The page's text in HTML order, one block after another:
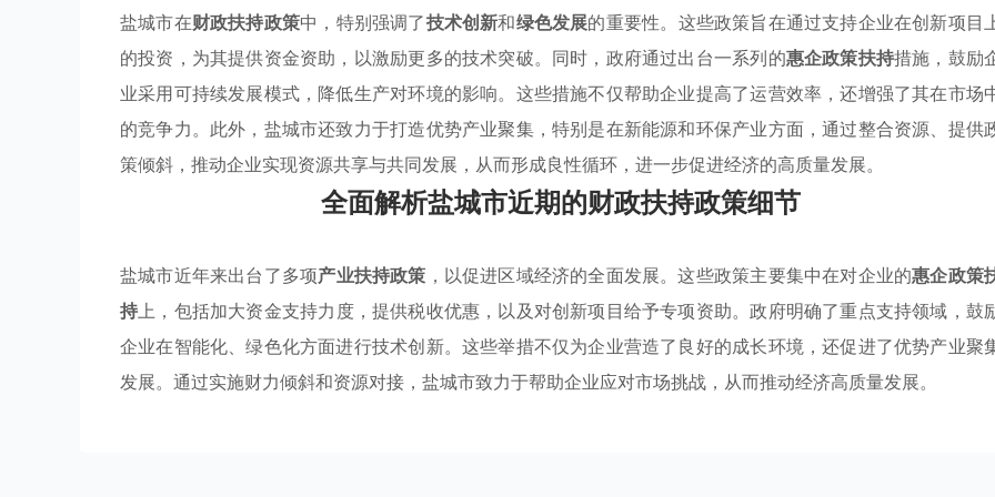
盐城市在财政扶持政策中，特别强调了技术创新和绿色发展的重要性。这些政策旨在通过支持企业在创新项目
的投资，为其提供资金资助，以激励更多的技术突破。同时，政府通过出台一系列的惠企政策扶持措施，鼓励
业采用可持续发展模式，降低生产对环境的影响。这些措施不仅帮助企业提高了运营效率，还增强了其在市场
的竞争力。此外，盐城市还致力于打造优势产业聚集，特别是在新能源和环保产业方面，通过整合资源、提供
策倾斜，推动企业实现资源共享与共同发展，从而形成良性循环，进一步促进经济的高质量发展。
全面解析盐城市近期的财政扶持政策细节
盐城市近年来出台了多项产业扶持政策 ，以促进区域经济的全面发展。这些政策主要集中在对企业的惠企政策
持上，包括加大资金支持力度，提供税收优惠，以及对创新项目给予专项资助。政府明确了重点支持领域，鼓
企业在智能化、绿色化方面进行技术创新。这些举措不仅为企业营造了良好的成长环境，还促进了优势产业聚
发展。通过实施财力倾斜和资源对接，盐城市致力于帮助企业应对市场挑战，从而推动经济高质量发展。